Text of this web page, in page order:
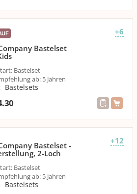
+6
Bastelset
Bastelset
ab: 5 Jahren
: Bastelsets
+12
Bastelset -
2-Loch
Bastelset
ab: 5 Jahren
: Bastelsets